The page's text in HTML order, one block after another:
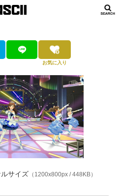
お気に入り
サイズ （1200x800px / 448KB）